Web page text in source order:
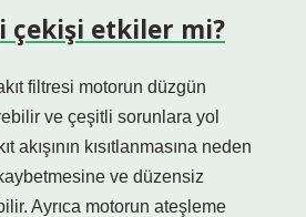
çekişi etkiler mi?
filtresi motorun düzgün
ve çeşitli sorunlara yol
akışının kısıtlanmasına neden
ve düzensiz
Ayrıca motorun ateşleme